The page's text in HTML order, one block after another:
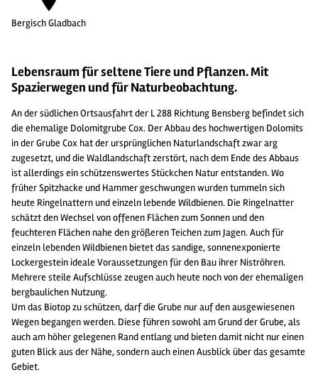
Bergisch Gladbach
Lebensraum für seltene Tiere und Pflanzen. Mit
Spazierwegen und für Naturbeobachtung.
An der südlichen Ortsausfahrt der L 288 Richtung Bensberg befindet sich
die ehemalige Dolomitgrube Cox. Der Abbau des hochwertigen Dolomits
in der Grube Cox hat der ursprünglichen Naturlandschaft zwar arg
zugesetzt, und die Waldlandschaft zerstört, nach dem Ende des Abbaus
ist allerdings ein schützenswertes Stückchen Natur entstanden. Wo
früher Spitzhacke und Hammer geschwungen wurden tummeln sich
heute Ringelnattern und einzeln lebende Wildbienen. Die Ringelnatter
schätzt den Wechsel von offenen Flächen zum Sonnen und den
feuchteren Flächen nahe den größeren Teichen zum Jagen. Auch für
einzeln lebenden Wildbienen bietet das sandige, sonnenexponierte
Lockergestein ideale Voraussetzungen für den Bau ihrer Niströhren.
Mehrere steile Aufschlüsse zeugen auch heute noch von der ehemaligen
bergbaulichen Nutzung.
Um das Biotop zu schützen, darf die Grube nur auf den ausgewiesenen
Wegen begangen werden. Diese führen sowohl am Grund der Grube, als
auch am höher gelegenen Rand entlang und bieten damit nicht nur einen
guten Blick aus der Nähe, sondern auch einen Ausblick über das gesamte
Gebiet.